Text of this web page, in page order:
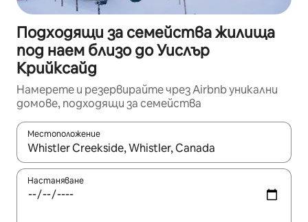
Подходящи за семейства жилища
под наем близо до Уислър
Крийксайд
Намерете и резервирайте чрез Airbnb уникални
домове, подходящи за семейства
Местоположение
Когато резултатите се покажат, използвайте
Настаняване